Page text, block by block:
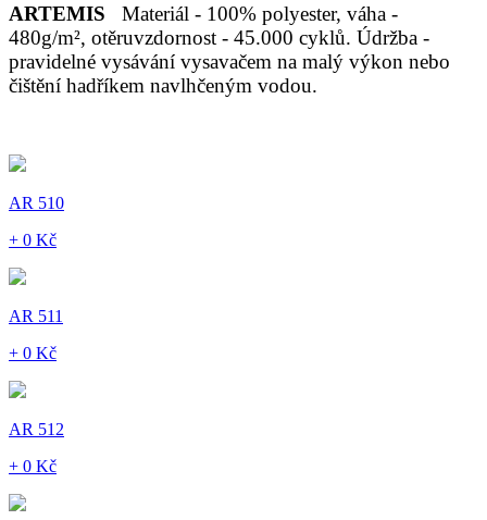
ARTEMIS
Materiál - 100% polyester, váha -
480g/m², otěruvzdornost - 45.000 cyklů. Údržba -
pravidelné vysávání vysavačem na malý výkon nebo
čištění hadříkem navlhčeným vodou.
AR 510
+ 0 Kč
AR 511
+ 0 Kč
AR 512
+ 0 Kč